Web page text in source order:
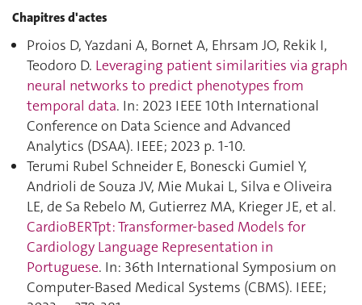
Chapitres d'actes
Proios D, Yazdani A, Bornet A, Ehrsam JO, Rekik I,
Teodoro D. Leveraging patient similarities via graph
neural networks to predict phenotypes from
temporal data. In: 2023 IEEE 10th International
Conference on Data Science and Advanced
Analytics (DSAA). IEEE; 2023 p. 1‑10.
Terumi Rubel Schneider E, Bonescki Gumiel Y,
Andrioli de Souza JV, Mie Mukai L, Silva e Oliveira
LE, de Sa Rebelo M, Gutierrez MA, Krieger JE, et al.
CardioBERTpt: Transformer-based Models for
Cardiology Language Representation in
Portuguese. In: 36th International Symposium on
Computer-Based Medical Systems (CBMS). IEEE;